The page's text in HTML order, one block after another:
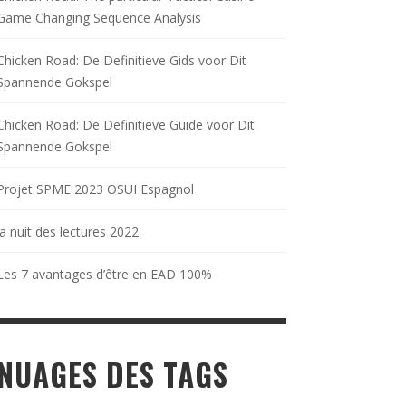
Changing Sequence Analysis
Road: De Definitieve Gids voor Dit
Gokspel
Road: De Definitieve Guide voor Dit
Gokspel
SPME 2023 OSUI Espagnol
nuit des lectures 2022
7 avantages d’être en EAD 100%
DES TAGS